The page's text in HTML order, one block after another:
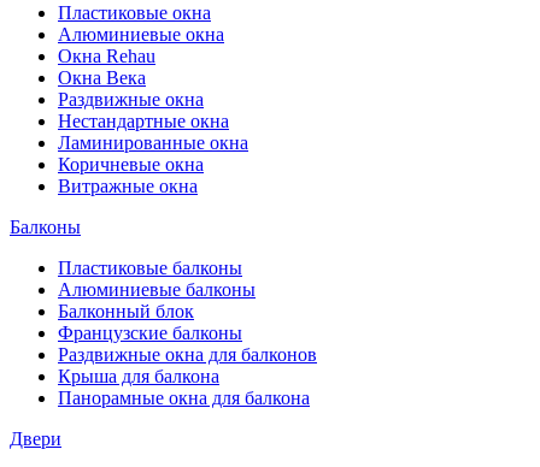
Пластиковые окна
Алюминиевые окна
Окна Rehau
Окна Века
Раздвижные окна
Нестандартные окна
Ламинированные окна
Коричневые окна
Витражные окна
Балконы
Пластиковые балконы
Алюминиевые балконы
Балконный блок
Французские балконы
Раздвижные окна для балконов
Крыша для балкона
Панорамные окна для балкона
Двери